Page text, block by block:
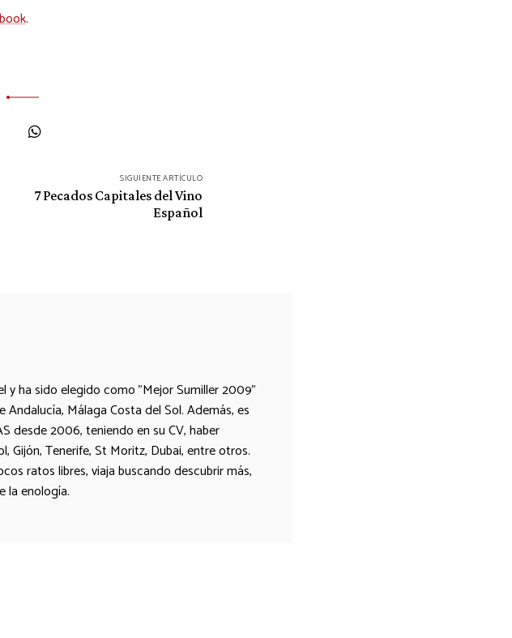
.
SIGUIENTE ARTÍCULO
7 Pecados Capitales del Vino
Español
y ha sido elegido como "Mejor Sumiller 2009"
Málaga Costa del Sol. Además, es
desde 2006, teniendo en su CV, haber
Gijón, Tenerife, St Moritz, Dubai, entre otros.
ratos libres, viaja buscando descubrir más,
la enología.